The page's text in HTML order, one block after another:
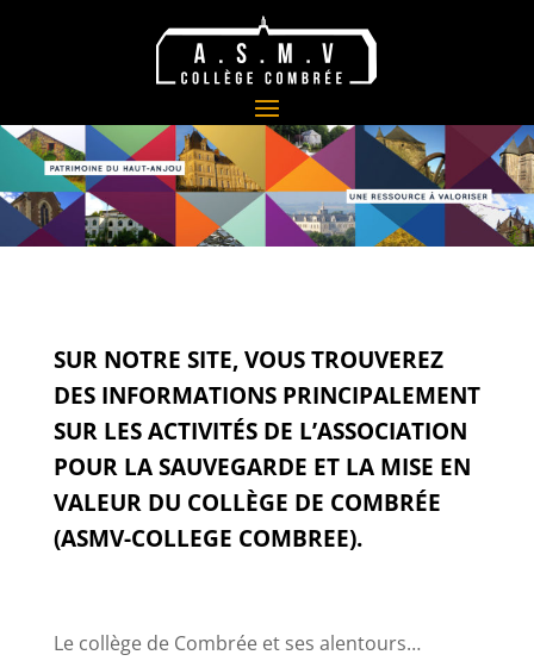
SUR NOTRE SITE, VOUS TROUVEREZ
DES INFORMATIONS PRINCIPALEMENT
SUR LES ACTIVITÉS DE L’ASSOCIATION
POUR LA SAUVEGARDE ET LA MISE EN
VALEUR DU COLLÈGE DE COMBRÉE
(ASMV-COLLEGE COMBREE).
Le collège de Combrée et ses alentours…